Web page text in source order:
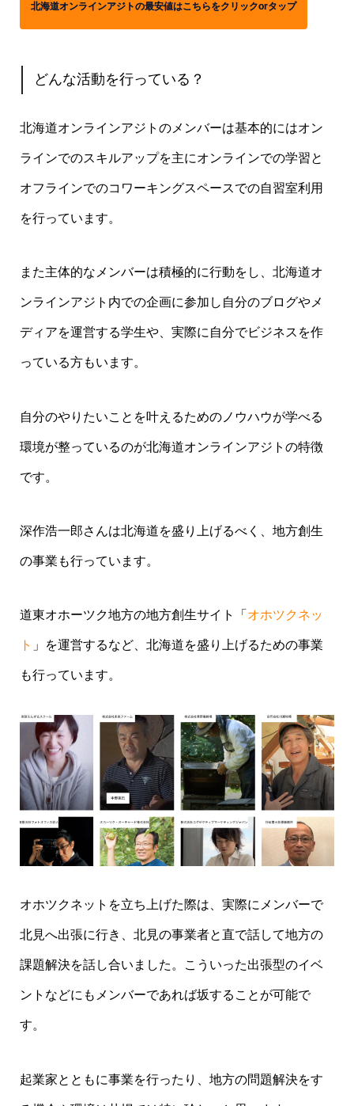
北海道オンラインアジトの最安値はこちらをクリックorタップ
どんな活動を行っている？
北海道オンラインアジトのメンバーは基本的にはオン
ラインでのスキルアップを主にオンラインでの学習と
オフラインでのコワーキングスペースでの自習室利用
を行っています。
また主体的なメンバーは積極的に行動をし、北海道オ
ンラインアジト内での企画に参加し自分のブログやメ
ディアを運営する学生や、実際に自分でビジネスを作
っている方もいます。
自分のやりたいことを叶えるためのノウハウが学べる
環境が整っているのが北海道オンラインアジトの特徴
です。
深作浩一郎さんは北海道を盛り上げるべく、地方創生
の事業も行っています。
道東オホーツク地方の地方創生サイト「 オホツクネッ
ト 」を運営するなど、北海道を盛り上げるための事業
も行っています。
オホツクネットを立ち上げた際は、実際にメンバーで
北見へ出張に行き、北見の事業者と直で話して地方の
課題解決を話し合いました。こういった出張型のイベ
ントなどにもメンバーであれば坂することが可能で
す。
起業家とともに事業を行ったり、地方の問題解決をす